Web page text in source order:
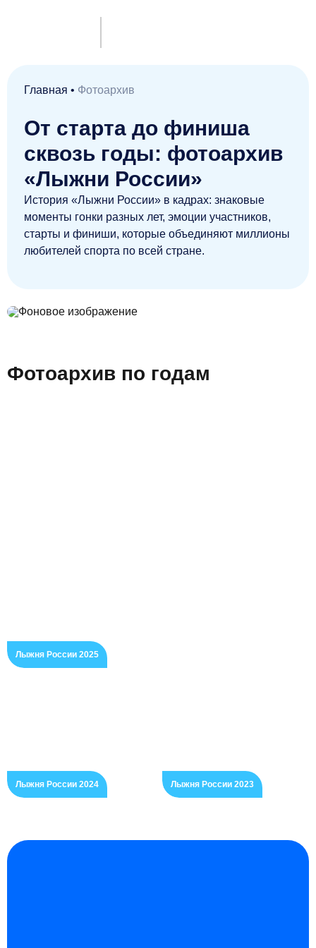
Главная • Фотоархив
От старта до финиша
сквозь годы: фотоархив
«Лыжни России»
История «Лыжни России» в кадрах: знаковые
моменты гонки разных лет, эмоции участников,
старты и финиши, которые объединяют миллионы
любителей спорта по всей стране.
Фотоархив по годам
Лыжня России 2025
Лыжня России 2024 Лыжня России 2023